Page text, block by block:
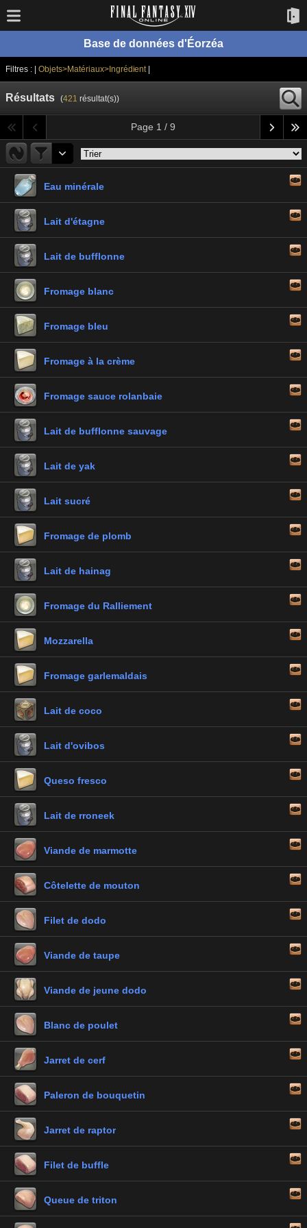
Base de données d'Éorzéa
Filtres : | Objets>Matériaux>Ingrédient|
Résultats (421 résultat(s))
Page 1 / 9
Eau minérale
Lait d'étagne
Lait de bufflonne
Fromage blanc
Fromage bleu
Fromage à la crème
Fromage sauce rolanbaie
Lait de bufflonne sauvage
Lait de yak
Lait sucré
Fromage de plomb
Lait de hainag
Fromage du Ralliement
Mozzarella
Fromage garlemaldais
Lait de coco
Lait d'ovibos
Queso fresco
Lait de rroneek
Viande de marmotte
Côtelette de mouton
Filet de dodo
Viande de taupe
Viande de jeune dodo
Blanc de poulet
Jarret de cerf
Paleron de bouquetin
Jarret de raptor
Filet de buffle
Queue de triton